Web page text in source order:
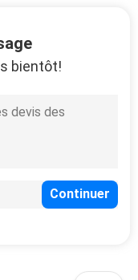
bientôt!